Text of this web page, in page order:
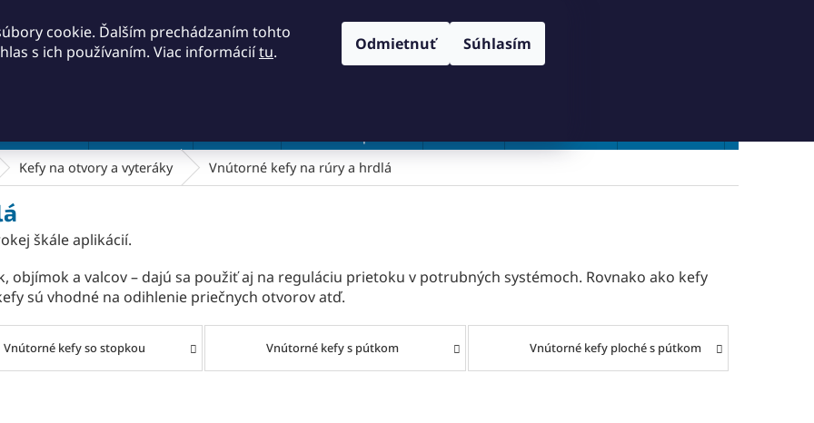
cookie. Ďalším prechádzaním tohto
s ich používaním. Viac informáciítu. Odmietnuť Súhlasím
Kefy na otvory a vyteráky Vnútorné kefy na rúry a hrdlá
škále aplikácií.
objímok a valcov – dajú sa použiť aj na reguláciu prietoku v potrubných systémoch. Rovnako ako kefy
sú vhodné na odihlenie priečnych otvorov atď.
Vnútorné kefy so stopkou Vnútorné kefy s pútkom Vnútorné kefy ploché s pútkom